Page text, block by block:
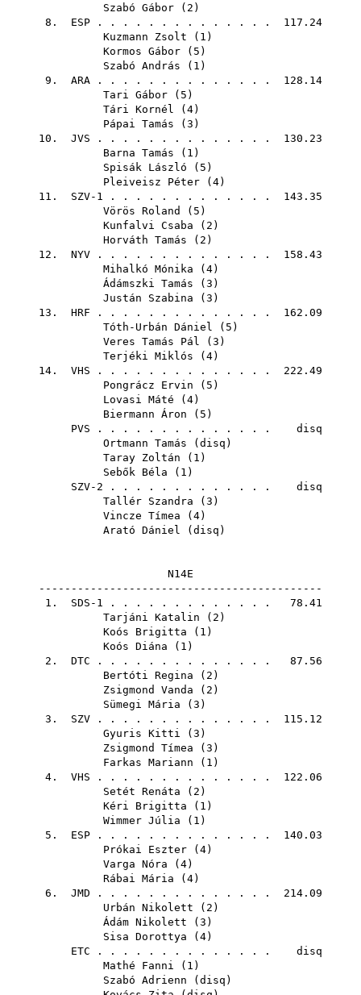
Szabó Gábor ( 2 )
8. ESP . . . . . . . . . . . . . . 117.24
Kuzmann Zsolt ( 1 )
Kormos Gábor ( 5 )
Szabó András ( 1 )
9. ARA . . . . . . . . . . . . . . 128.14
Tari Gábor ( 5 )
Tári Kornél ( 4)
Pápai Tamás ( 3 )
10. JVS . . . . . . . . . . . . . . 130.23
Barna Tamás ( 1 )
Spisák László ( 5 )
Pleiveisz Péter ( 4)
11. SZV-1 . . . . . . . . . . . . . 143.35
Vörös Roland
( 5 )
Kunfalvi Csaba ( 2 )
Horváth Tamás ( 2 )
12. NYV . . . . . . . . . . . . . . 158.43
Mihalkó Mónika ( 4)
Ádámszki Tamás ( 3 )
Justán Szabina ( 3 )
13. HRF . . . . . . . . . . . . . . 162.09
Tóth-Urbán Dániel ( 5 )
Veres Tamás Pál ( 3 )
Terjéki Miklós ( 4)
14. VHS . . . . . . . . . . . . . . 222.49
Pongrácz Ervin ( 5 )
Lovasi Máté ( 4)
Biermann Áron ( 5 )
PVS . . . . . . . . . . . . . . disq
Ortmann Tamás ( disq )
Taray Zoltán ( 1 )
Sebők Béla ( 1 )
SZV-2 . . . . . . . . . . . . . disq
Tallér Szandra ( 3 )
Vincze Tímea ( 4)
Arató Dániel ( disq )
N14E
--------------------------------------------
1. SDS-1 . . . . . . . . . . . . . 78.41
Tarjáni Katalin ( 2 )
Koós Brigitta ( 1 )
Koós Diána ( 1 )
2. DTC . . . . . . . . . . . . . . 87.56
Bertóti Regina ( 2 )
Zsigmond Vanda ( 2 )
Sümegi Mária ( 3 )
3. SZV . . . . . . . . . . . . . . 115.12
Gyuris Kitti ( 3 )
Zsigmond Tímea ( 3 )
Farkas Mariann ( 1 )
4. VHS . . . . . . . . . . . . . . 122.06
Setét Renáta ( 2 )
Kéri Brigitta ( 1 )
Wimmer Júlia ( 1 )
5. ESP . . . . . . . . . . . . . . 140.03
Prókai Eszter ( 4)
Varga Nóra ( 4)
Rábai Mária ( 4)
6. JMD . . . . . . . . . . . . . . 214.09
Urbán Nikolett ( 2 )
Ádám Nikolett ( 3 )
Sisa Dorottya ( 4)
ETC . . . . . . . . . . . . . . disq
Mathé Fanni ( 1 )
Szabó Adrienn ( disq )